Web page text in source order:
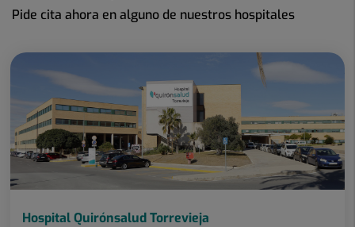
Pide cita ahora en alguno de nuestros hospitales
Hospital Quirónsalud Torrevieja